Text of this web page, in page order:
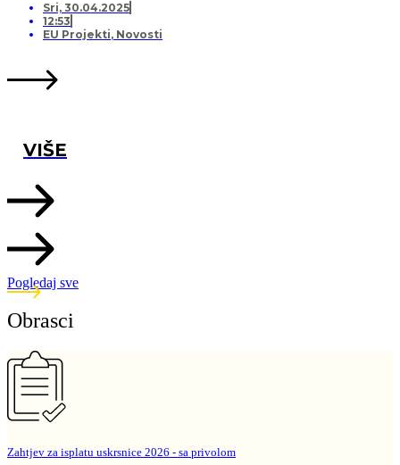
Sri, 30.04.2025
12:53
EU Projekti, Novosti
VIŠE
Pogledaj sve
Obrasci
Zahtjev za isplatu uskrsnice 2026 - sa privolom